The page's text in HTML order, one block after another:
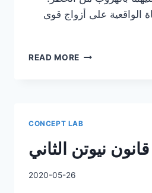
الواقعية على أزواج قوى
READ MORE قانون
CONCEPT LAB
قانون نيوتن الثاني
2020-05-26